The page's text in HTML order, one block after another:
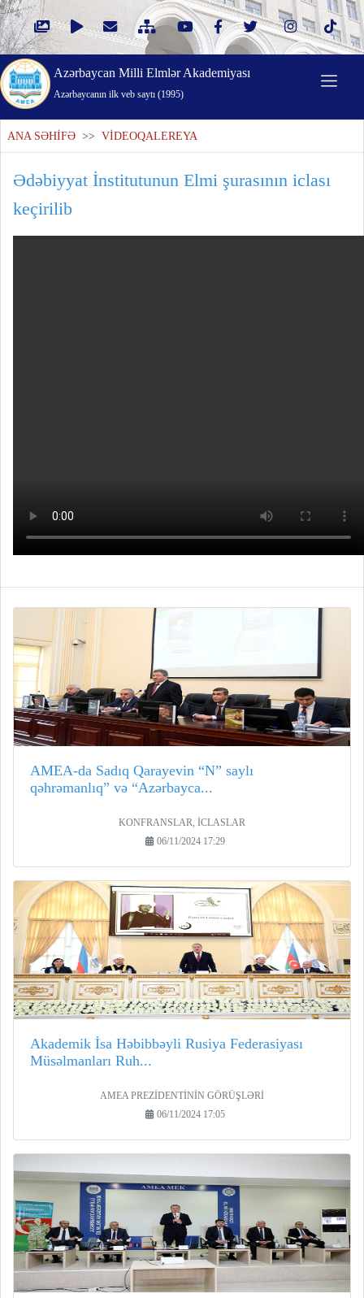
Azərbaycan Milli Elmlər Akademiyası
Azərbaycanın ilk veb saytı (1995)
ANA SƏHİFƏ >> VİDEOQALEREYA
Ədəbiyyat İnstitutunun Elmi şurasının iclası
keçirilib
AMEA-da Sadıq Qarayevin “N” saylı
qəhrəmanlıq” və “Azərbayca...
KONFRANSLAR, İCLASLAR
06/11/2024 17:29
Akademik İsa Həbibbəyli Rusiya Federasiyası
Müsəlmanları Ruh...
AMEA PREZİDENTİNİN GÖRÜŞLƏRİ
06/11/2024 17:05